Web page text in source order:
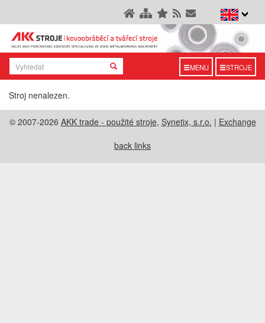
MENU STROJE
Stroj nenalezen.
© 2007-2026 AKK trade - použité stroje, Synetix, s.r.o. | Exchange
back links